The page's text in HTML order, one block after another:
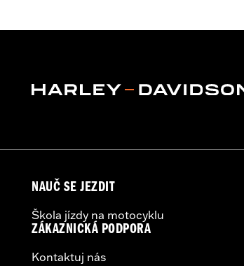
Base Width UOM:Inches
Sold Separately:Additional installation
Sold In Units:Each
Material:Steel
In the Box:Handlebar, aluminum isolators
Pullback UOM:Inches
NAUČ SE JEZDIT
Škola jízdy na motocyklu
ZÁKAZNICKÁ PODPORA
Kontaktuj nás